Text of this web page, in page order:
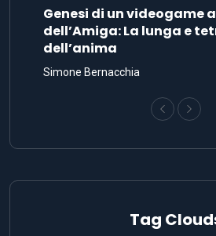
Genesi di un videogame
dell’Amiga: La lunga e
dell’anima
Simone Bernacchia
Tag